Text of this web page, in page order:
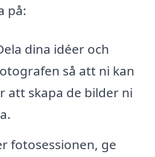
på:
dina idéer och
så att ni kan
att skapa de bilder ni
fotosessionen, ge